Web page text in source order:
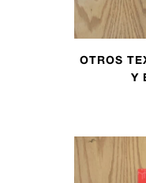
OTROS
Y